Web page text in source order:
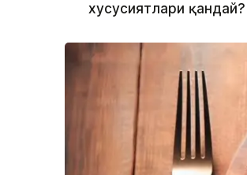
хусусиятлари